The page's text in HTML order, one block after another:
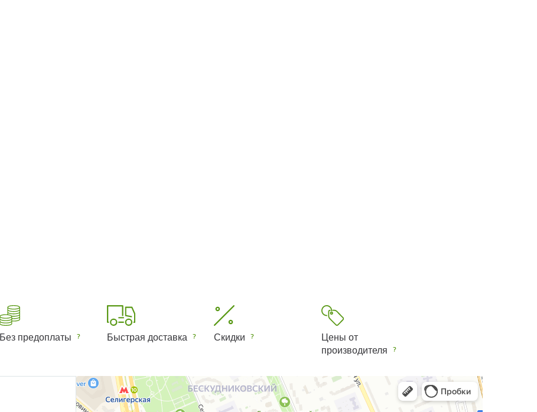
Без предоплаты Быстрая доставка Скидки
Цены от
производителя